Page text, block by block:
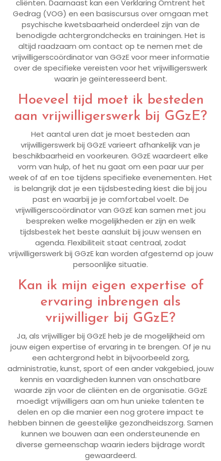
cliënten. Daarnaast kan een Verklaring Omtrent het
Gedrag (VOG) en een basiscursus over omgaan met
psychische kwetsbaarheid onderdeel zijn van de
benodigde achtergrondchecks en trainingen. Het is
altijd raadzaam om contact op te nemen met de
vrijwilligerscoördinator van GGzE voor meer informatie
over de specifieke vereisten voor het vrijwilligerswerk
waarin je geïnteresseerd bent.
Hoeveel tijd moet ik besteden
aan vrijwilligerswerk bij GGzE?
Het aantal uren dat je moet besteden aan
vrijwilligerswerk bij GGzE varieert afhankelijk van je
beschikbaarheid en voorkeuren. GGzE waardeert elke
vorm van hulp, of het nu gaat om een paar uur per
week of af en toe tijdens specifieke evenementen. Het
is belangrijk dat je een tijdsbesteding kiest die bij jou
past en waarbij je je comfortabel voelt. De
vrijwilligerscoördinator van GGzE kan samen met jou
bespreken welke mogelijkheden er zijn en welk
tijdsbestek het beste aansluit bij jouw wensen en
agenda. Flexibiliteit staat centraal, zodat
vrijwilligerswerk bij GGzE kan worden afgestemd op jouw
persoonlijke situatie.
Kan ik mijn eigen expertise of
ervaring inbrengen als
vrijwilliger bij GGzE?
Ja, als vrijwilliger bij GGzE heb je de mogelijkheid om
jouw eigen expertise of ervaring in te brengen. Of je nu
een achtergrond hebt in bijvoorbeeld zorg,
administratie, kunst, sport of een ander vakgebied, jouw
kennis en vaardigheden kunnen van onschatbare
waarde zijn voor de cliënten en de organisatie. GGzE
moedigt vrijwilligers aan om hun unieke talenten te
delen en op die manier een nog grotere impact te
hebben binnen de geestelijke gezondheidszorg. Samen
kunnen we bouwen aan een ondersteunende en
diverse gemeenschap waarin ieders bijdrage wordt
gewaardeerd.